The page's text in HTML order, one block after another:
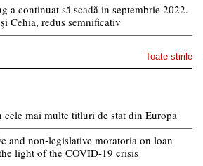
a continuat să scadă in septembrie 2022.
Cehia, redus semnificativ
Toate stirile
cele mai multe titluri de stat din Europa
and non-legislative moratoria on loan
light of the COVID-19 crisis